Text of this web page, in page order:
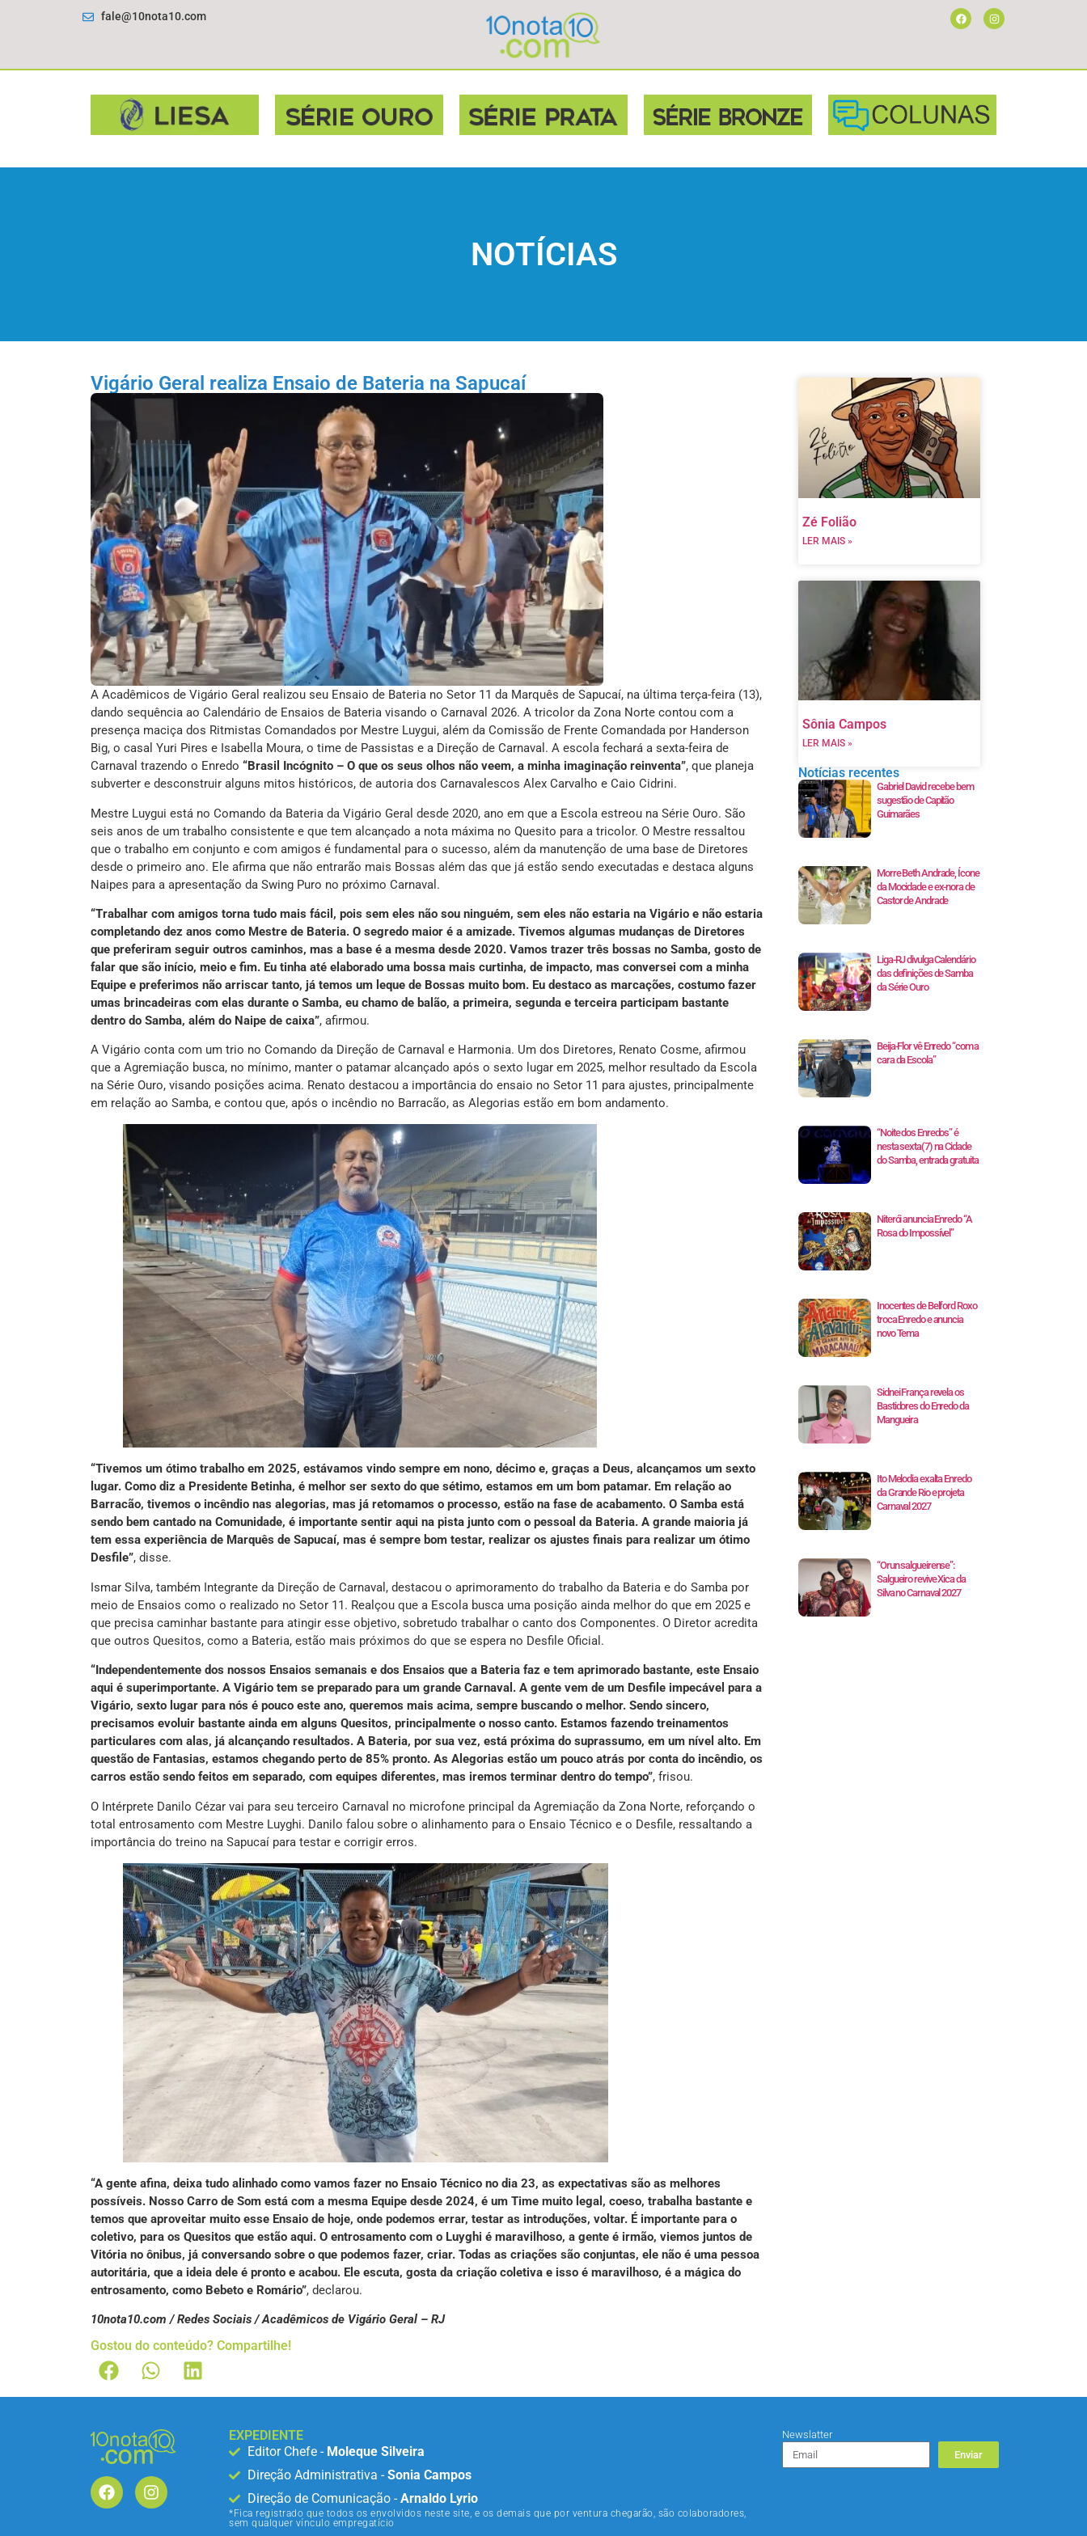
fale@10nota10.com
NOTÍCIAS
Vigário Geral realiza Ensaio de Bateria na Sapucaí
A Acadêmicos de Vigário Geral realizou seu Ensaio de Bateria no Setor 11 da Marquês de Sapucaí, na última terça-feira (13),
dando sequência ao Calendário de Ensaios de Bateria visando o Carnaval 2026. A tricolor da Zona Norte contou com a
presença maciça dos Ritmistas Comandados por Mestre Luygui, além da Comissão de Frente Comandada por Handerson
Big, o casal Yuri Pires e Isabella Moura, o time de Passistas e a Direção de Carnaval. A escola fechará a sexta-feira de
Carnaval trazendo o Enredo “Brasil Incógnito – O que os seus olhos não veem, a minha imaginação reinventa”, que planeja
subverter e desconstruir alguns mitos históricos, de autoria dos Carnavalescos Alex Carvalho e Caio Cidrini.
Mestre Luygui está no Comando da Bateria da Vigário Geral desde 2020, ano em que a Escola estreou na Série Ouro. São
seis anos de um trabalho consistente e que tem alcançado a nota máxima no Quesito para a tricolor. O Mestre ressaltou
que o trabalho em conjunto e com amigos é fundamental para o sucesso, além da manutenção de uma base de Diretores
desde o primeiro ano. Ele afirma que não entrarão mais Bossas além das que já estão sendo executadas e destaca alguns
Naipes para a apresentação da Swing Puro no próximo Carnaval.
“Trabalhar com amigos torna tudo mais fácil, pois sem eles não sou ninguém, sem eles não estaria na Vigário e não estaria
completando dez anos como Mestre de Bateria. O segredo maior é a amizade. Tivemos algumas mudanças de Diretores
que preferiram seguir outros caminhos, mas a base é a mesma desde 2020. Vamos trazer três bossas no Samba, gosto de
falar que são início, meio e fim. Eu tinha até elaborado uma bossa mais curtinha, de impacto, mas conversei com a minha
Equipe e preferimos não arriscar tanto, já temos um leque de Bossas muito bom. Eu destaco as marcações, costumo fazer
umas brincadeiras com elas durante o Samba, eu chamo de balão, a primeira, segunda e terceira participam bastante
dentro do Samba, além do Naipe de caixa”, afirmou.
A Vigário conta com um trio no Comando da Direção de Carnaval e Harmonia. Um dos Diretores, Renato Cosme, afirmou
que a Agremiação busca, no mínimo, manter o patamar alcançado após o sexto lugar em 2025, melhor resultado da Escola
na Série Ouro, visando posições acima. Renato destacou a importância do ensaio no Setor 11 para ajustes, principalmente
em relação ao Samba, e contou que, após o incêndio no Barracão, as Alegorias estão em bom andamento.
“Tivemos um ótimo trabalho em 2025, estávamos vindo sempre em nono, décimo e, graças a Deus, alcançamos um sexto
lugar. Como diz a Presidente Betinha, é melhor ser sexto do que sétimo, estamos em um bom patamar. Em relação ao
Barracão, tivemos o incêndio nas alegorias, mas já retomamos o processo, estão na fase de acabamento. O Samba está
sendo bem cantado na Comunidade, é importante sentir aqui na pista junto com o pessoal da Bateria. A grande maioria já
tem essa experiência de Marquês de Sapucaí, mas é sempre bom testar, realizar os ajustes finais para realizar um ótimo
Desfile”, disse.
Ismar Silva, também Integrante da Direção de Carnaval, destacou o aprimoramento do trabalho da Bateria e do Samba por
meio de Ensaios como o realizado no Setor 11. Realçou que a Escola busca uma posição ainda melhor do que em 2025 e
que precisa caminhar bastante para atingir esse objetivo, sobretudo trabalhar o canto dos Componentes. O Diretor acredita
que outros Quesitos, como a Bateria, estão mais próximos do que se espera no Desfile Oficial.
“Independentemente dos nossos Ensaios semanais e dos Ensaios que a Bateria faz e tem aprimorado bastante, este Ensaio
aqui é superimportante. A Vigário tem se preparado para um grande Carnaval. A gente vem de um Desfile impecável para a
Vigário, sexto lugar para nós é pouco este ano, queremos mais acima, sempre buscando o melhor. Sendo sincero,
precisamos evoluir bastante ainda em alguns Quesitos, principalmente o nosso canto. Estamos fazendo treinamentos
particulares com alas, já alcançando resultados. A Bateria, por sua vez, está próxima do suprassumo, em um nível alto. Em
questão de Fantasias, estamos chegando perto de 85% pronto. As Alegorias estão um pouco atrás por conta do incêndio, os
carros estão sendo feitos em separado, com equipes diferentes, mas iremos terminar dentro do tempo”, frisou.
O Intérprete Danilo Cézar vai para seu terceiro Carnaval no microfone principal da Agremiação da Zona Norte, reforçando o
total entrosamento com Mestre Luyghi. Danilo falou sobre o alinhamento para o Ensaio Técnico e o Desfile, ressaltando a
importância do treino na Sapucaí para testar e corrigir erros.
“A gente afina, deixa tudo alinhado como vamos fazer no Ensaio Técnico no dia 23, as expectativas são as melhores
possíveis. Nosso Carro de Som está com a mesma Equipe desde 2024, é um Time muito legal, coeso, trabalha bastante e
temos que aproveitar muito esse Ensaio de hoje, onde podemos errar, testar as introduções, voltar. É importante para o
coletivo, para os Quesitos que estão aqui. O entrosamento com o Luyghi é maravilhoso, a gente é irmão, viemos juntos de
Vitória no ônibus, já conversando sobre o que podemos fazer, criar. Todas as criações são conjuntas, ele não é uma pessoa
autoritária, que a ideia dele é pronto e acabou. Ele escuta, gosta da criação coletiva e isso é maravilhoso, é a mágica do
entrosamento, como Bebeto e Romário”, declarou.
10nota10.com / Redes Sociais / Acadêmicos de Vigário Geral – RJ
Gostou do conteúdo? Compartilhe!
Zé Folião
LER MAIS »
Sônia Campos
LER MAIS »
Notícias recentes
Gabriel David recebe bem
sugestão de Capitão
Guimarães
Morre Beth Andrade, Ícone
da Mocidade e ex-nora de
Castor de Andrade
Liga-RJ divulga Calendário
das definições de Samba
da Série Ouro
Beija-Flor vê Enredo “com a
cara da Escola”
“Noite dos Enredos” é
nesta sexta(7) na Cidade
do Samba, entrada gratuita
Niterói anuncia Enredo “A
Rosa do Impossível”
Inocentes de Belford Roxo
troca Enredo e anuncia
novo Tema
Sidnei França revela os
Bastidores do Enredo da
Mangueira
Ito Melodia exalta Enredo
da Grande Rio e projeta
Carnaval 2027
“Orun salgueirense”:
Salgueiro revive Xica da
Silva no Carnaval 2027
EXPEDIENTE
Editor Chefe - Moleque Silveira
Direção Administrativa -Sonia Campos
Direção de Comunicação -Arnaldo Lyrio
*Fica registrado que todos os envolvidos neste site, e os demais que por ventura chegarão, são colaboradores,
sem qualquer vínculo empregatício
Newslatter
Enviar